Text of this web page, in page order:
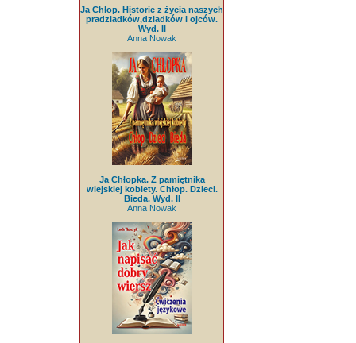
Ja Chłop. Historie z życia naszych
pradziadków,dziadków i ojców.
Wyd. II
Anna Nowak
Ja Chłopka. Z pamiętnika
wiejskiej kobiety. Chłop. Dzieci.
Bieda. Wyd. II
Anna Nowak